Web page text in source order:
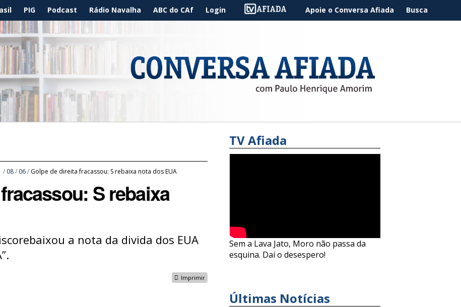
PIG Podcast Rádio Navalha ABC do CAf Login Apoie o Conversa Afiada Busca
/ 08/ 06/ Golpe de direita fracassou: S rebaixa nota dos EUA
S rebaixa
a nota da divida dos EUA
Imprimir
TV Afiada
Sem a Lava Jato, Moro não passa da
esquina. Daí o desespero!
Últimas Notícias